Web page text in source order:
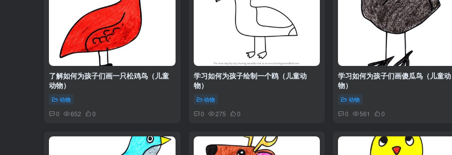
了解如何为孩子们画一只松鸡鸟（儿童
动物）
动物
0 652 0
学习如何为孩子绘制一个鸥（儿童动
物）
动物
0 275 0
学习如何为孩子们画傻瓜鸟（儿童动
物）
动物
0 561 0